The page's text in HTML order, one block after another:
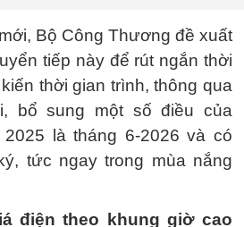
Bộ Công Thương đề xuất
tiếp này để rút ngắn thời
thời gian trình, thông qua
bổ sung một số điều của
là tháng 6-2026 và có
tức ngay trong mùa nắng
điện theo khung giờ cao